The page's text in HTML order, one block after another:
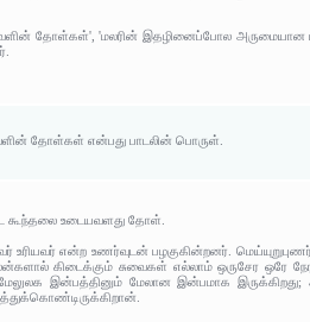
தோள்கள்', 'மலரின் இதழினைப்போல அருமையான
தோள்கள் என்பது பாடலின் பொருள்.
கூந்தலை உடையவளது தோள்.
என்ற உணர்வுடன் பழகுகின்றனர்.
கிடைக்கும் சுவைகள் எல்லாம் ஒருசேர ஒரே
இன்பத்தினும் மேலான இன்பமாக இருக்கிறது;